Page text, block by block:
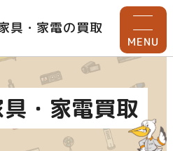
具・家電の買取
MENU
・家電買取